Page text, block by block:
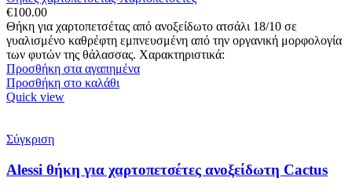
€100.00
Θήκη για χαρτοπετσέτας από ανοξείδωτο ατσάλι 18/10 σε
γυαλισμένο καθρέφτη εμπνευσμένη από την οργανική μορφολογία
των φυτών της θάλασσας. Χαρακτηριστικά:
Προσθήκη στα αγαπημένα
Προσθήκη στο καλάθι
Quick view
Σύγκριση
Alessi θήκη για χαρτοπετσέτες ανοξείδωτη Cactus